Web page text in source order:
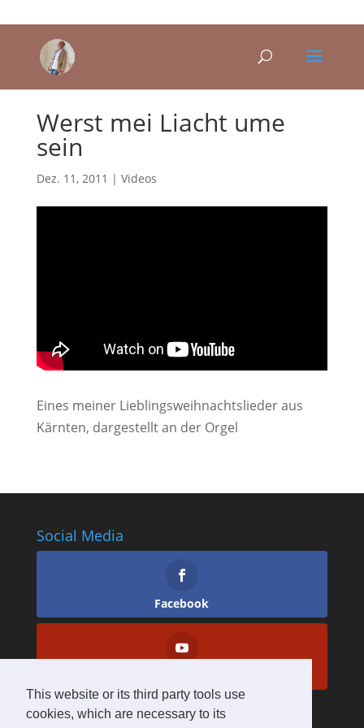
This website or its third party tools use
cookies, which are necessary to its
Werst mei Liacht ume
sein
Dez. 11, 2011 | Videos
Eines meiner Lieblingsweihnachtslieder aus
Kärnten, dargestellt an der Orgel
Social Media
Facebook